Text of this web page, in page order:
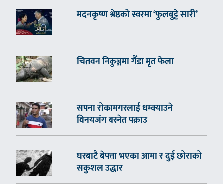
मदनकृष्ण श्रेष्ठको स्वरमा ‘फुलबुट्टे सारी’
चितवन निकुञ्जमा गैँडा मृत फेला
सपना रोकामगरलाई धम्क्याउने
विनयजंग बस्नेत पक्राउ
घरबाटै बेपत्ता भएका आमा र दुई छोराको
सकुशल उद्धार